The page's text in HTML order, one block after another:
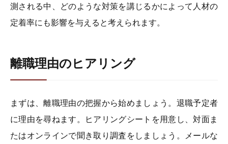
測される中、どのような対策を講じるかによって人材の
定着率にも影響を与えると考えられます。
離職理由のヒアリング
まずは、離職理由の把握から始めましょう。退職予定者
に理由を尋ねます。ヒアリングシートを用意し、対面ま
たはオンラインで聞き取り調査をしましょう。メールな